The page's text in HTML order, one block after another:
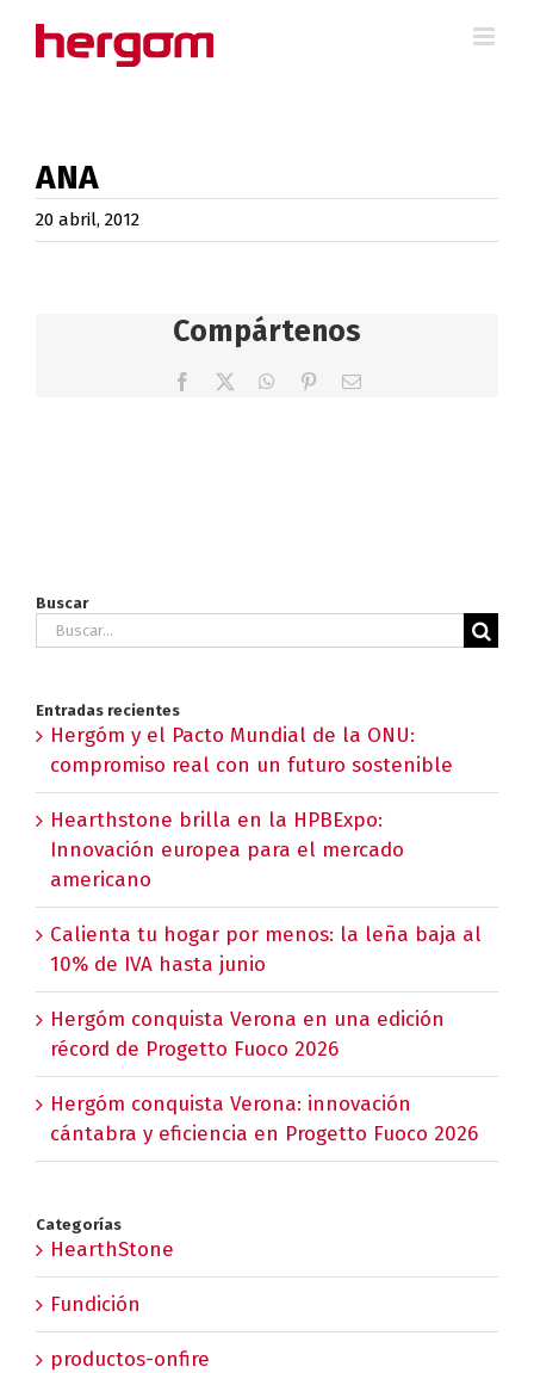
ANA
20 abril, 2012
Compártenos
Facebook WhatsApp
PinterestCorreo
Buscar
Buscar:
Entradas recientes
Hergóm y el Pacto Mundial de la ONU:
compromiso real con un futuro sostenible
Hearthstone brilla en la HPBExpo:
Innovación europea para el mercado
americano
Calienta tu hogar por menos: la leña baja al
10% de IVA hasta junio
Hergóm conquista Verona en una edición
récord de Progetto Fuoco 2026
Hergóm conquista Verona: innovación
cántabra y eficiencia en Progetto Fuoco 2026
Categorías
HearthStone
Fundición
productos-onfire